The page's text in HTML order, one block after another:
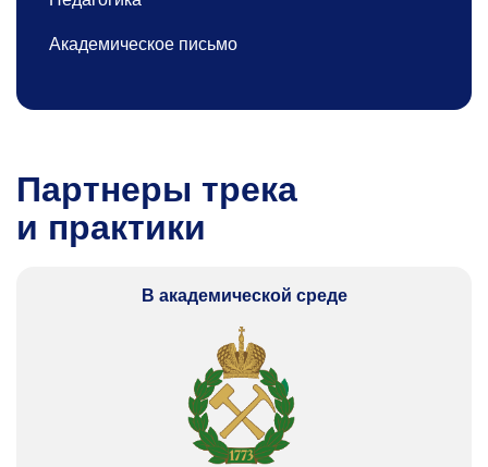
Академическое письмо
Партнеры трека
и практики
В академической среде